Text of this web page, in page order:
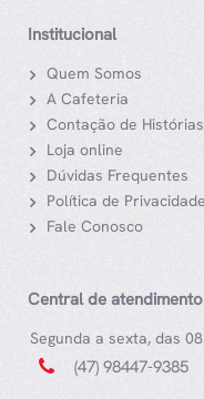
Institucional
Quem Somos
A Cafeteria
Contação de Histórias
Loja online
Dúvidas Frequentes
Política de Privacidade
Fale Conosco
Central de atendimento
Segunda a sexta, das
(47) 98447-9385